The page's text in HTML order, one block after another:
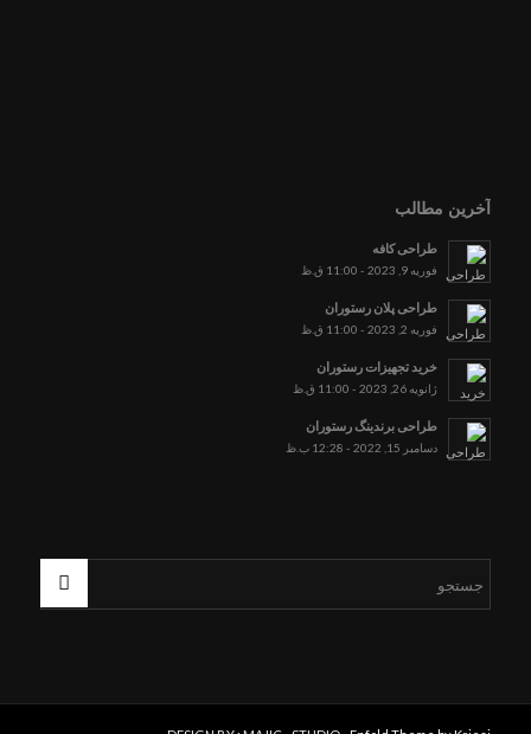
آخرین مطالب
طراحی کافه
فوریه 9, 2023 - 11:00 ق.ظ
طراحی پلان رستوران
فوریه 2, 2023 - 11:00 ق.ظ
خرید تجهیزات رستوران
ژانویه 26, 2023 - 11:00 ق.ظ
طراحی برندینگ رستوران
دسامبر 15, 2022 - 12:28 ب.ظ